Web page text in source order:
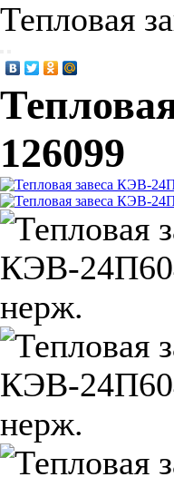
Тепловая
126099